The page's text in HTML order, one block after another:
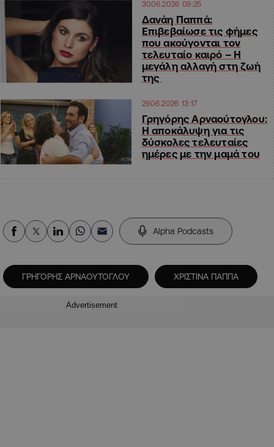
30.06.2026 09:25
Δανάη Παππά:
Επιβεβαίωσε τις φήμες
που ακούγονται τον
τελευταίο καιρό – Η
μεγάλη αλλαγή στη ζωή
της
29.06.2026 13:17
Γρηγόρης Αρναούτογλου:
Η αποκάλυψη για τις
δύσκολες τελευταίες
ημέρες με την μαμά του
Alpha Podcasts
ΓΡΗΓΟΡΗΣ ΑΡΝΑΟΥΤΟΓΛΟΥ ΧΡΙΣΤΙΝΑ ΠΑΠΠΑ
Advertisement